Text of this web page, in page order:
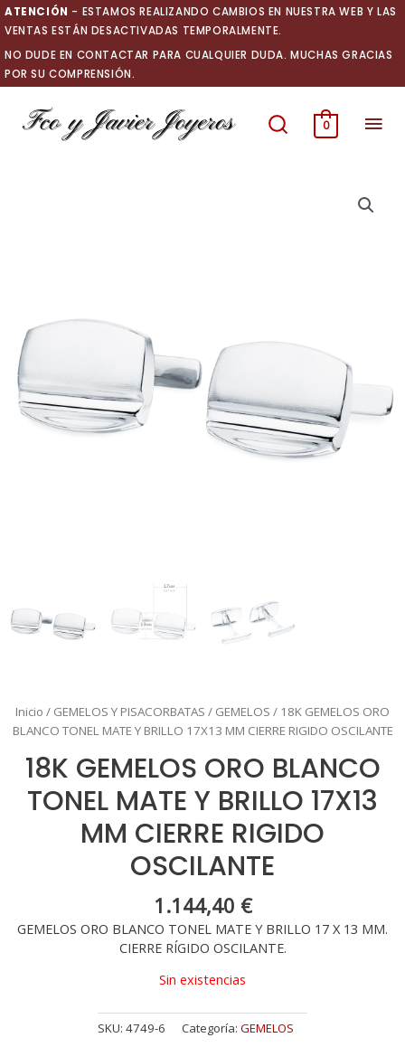
Ir
al
contenido
ATENCIÓN - ESTAMOS REALIZANDO CAMBIOS EN NUESTRA WEB Y LAS
VENTAS ESTÁN DESACTIVADAS TEMPORALMENTE.
NO DUDE EN CONTACTAR PARA CUALQUIER DUDA. MUCHAS GRACIAS
POR SU COMPRENSIÓN.
0
Inicio / GEMELOS Y PISACORBATAS / GEMELOS / 18K GEMELOS ORO
BLANCO TONEL MATE Y BRILLO 17X13 MM CIERRE RIGIDO OSCILANTE
18K GEMELOS ORO BLANCO
TONEL MATE Y BRILLO 17X13
MM CIERRE RIGIDO
OSCILANTE
1.144,40 €
GEMELOS ORO BLANCO TONEL MATE Y BRILLO 17 X 13 MM.
CIERRE RÍGIDO OSCILANTE.
Sin existencias
SKU: 4749-6 Categoría: GEMELOS